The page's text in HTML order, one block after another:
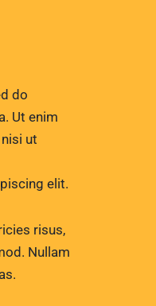
do
Ut enim
ut
elit.
risus,
Nullam